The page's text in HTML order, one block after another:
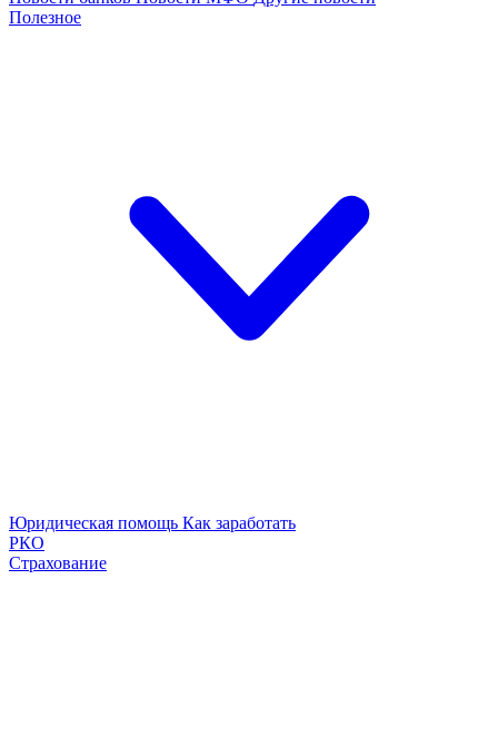
Полезное
Юридическая помощь Как заработать
РКО
Страхование